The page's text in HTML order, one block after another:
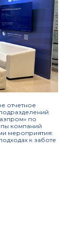
отчетное
по
компаний
мероприятия:
к заботе